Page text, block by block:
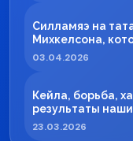
Силламяэ на
Михкелсона,
регионе
03.04.2026
Кейла, борьба,
результаты
23.03.2026